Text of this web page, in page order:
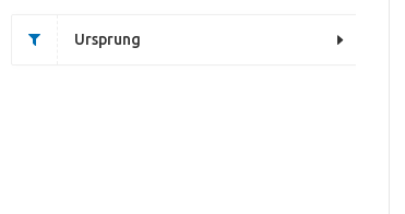
Ursprung